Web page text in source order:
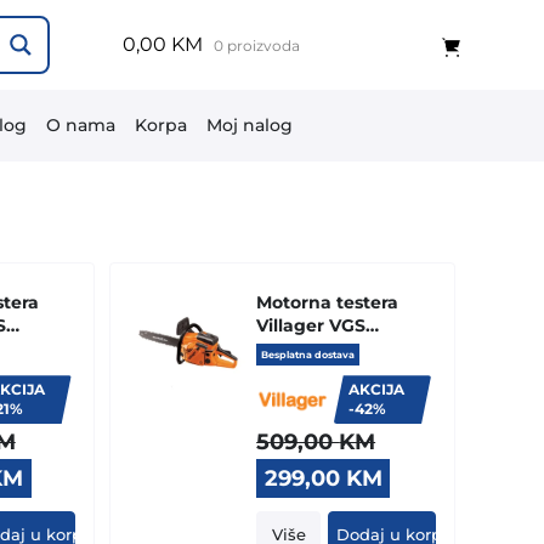
0,00 KM 0 proizvoda
O nama Korpa Moj nalog
price
is:
u korpu
Motorna testera
Villager VGS
560 S
Besplatna dostava
AKCIJA
-42%
509,00KM
Original
price
was:
299,00 KM
price
is:
Više Dodaj u korpu